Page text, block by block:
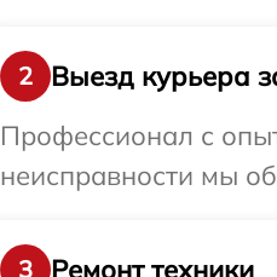
2
Выезд курьера
Профессионал с
неисправности мы
3
Ремонт техники